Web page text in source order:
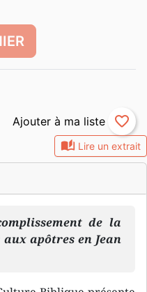
auto_stories Lire un extrait
de la
apôtres en Jean
favorite_border